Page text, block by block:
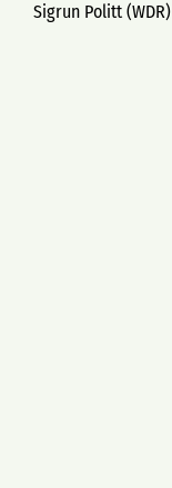
Sigrun Politt (WDR)